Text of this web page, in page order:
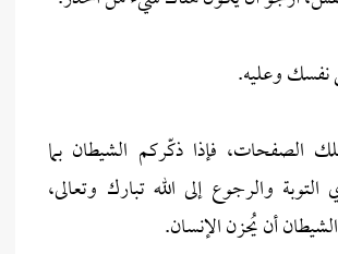
نفسك وعليه.
الصفحات، فإذا ذكّركم الشيطان بما
والرجوع إلى الله تبارك وتعالى،
أن يُحزن الإنسان.